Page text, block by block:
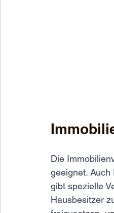
Die
geeignet.
gibt spezielle
Hausbesitzer